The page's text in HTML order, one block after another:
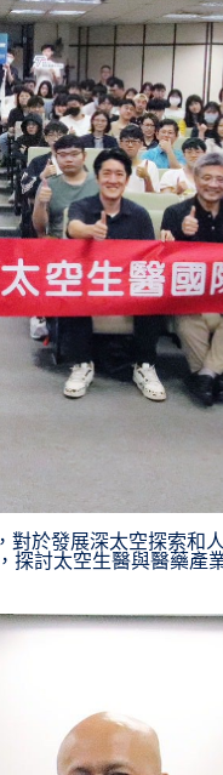
對於發展深太空探索和
探討太空生醫與醫藥產